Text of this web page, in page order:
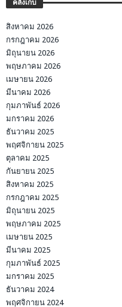
คลังเก็บ
สิงหาคม 2026
กรกฎาคม 2026
มิถุนายน 2026
พฤษภาคม 2026
เมษายน 2026
มีนาคม 2026
กุมภาพันธ์ 2026
มกราคม 2026
ธันวาคม 2025
พฤศจิกายน 2025
ตุลาคม 2025
กันยายน 2025
สิงหาคม 2025
กรกฎาคม 2025
มิถุนายน 2025
พฤษภาคม 2025
เมษายน 2025
มีนาคม 2025
กุมภาพันธ์ 2025
มกราคม 2025
ธันวาคม 2024
พฤศจิกายน 2024